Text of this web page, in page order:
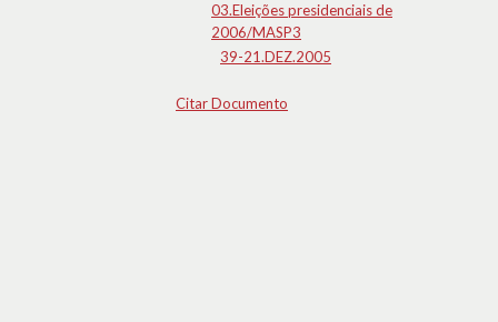
03.Eleições presidenciais de
2006/MASP3
39-21.DEZ.2005
Citar Documento